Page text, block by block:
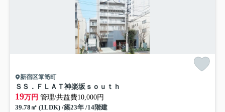
新宿区箪笥町
ＳＳ．ＦＬＡＴ神楽坂ｓｏｕｔｈ
19万円 管理/共益費10,000円
39.78㎡ (1LDK) /築23年 /14階建